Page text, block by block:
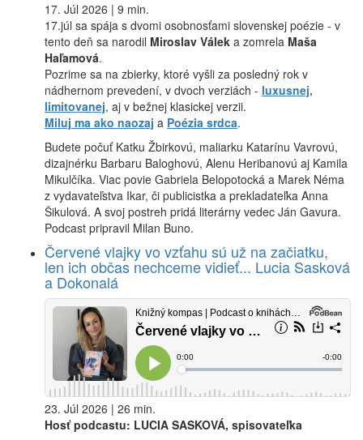
17. Júl 2026 | 9 min.
17.júl sa spája s dvomi osobnosťami slovenskej poézie - v
tento deň sa narodil Miroslav Válek a zomrela Maša
Haľamová.
Pozrime sa na zbierky, ktoré vyšli za posledný rok v
nádhernom prevedení, v dvoch verziách - luxusnej,
limitovanej, aj v bežnej klasickej verzii.
Miluj ma ako naozaj a Poézia srdca.
Budete počuť Katku Žbirkovú, maliarku Katarínu Vavrovú,
dizajnérku Barbaru Baloghovú, Alenu Heribanovú aj Kamila
Mikulčíka. Viac povie Gabriela Belopotocká a Marek Néma
z vydavateľstva Ikar, či publicistka a prekladateľka Anna
Šikulová. A svoj postreh pridá literárny vedec Ján Gavura.
Podcast pripravil Milan Buno.
Červené vlajky vo vzťahu sú už na začiatku,
len ich občas nechceme vidieť... Lucia Sasková
a Dokonalá
23. Júl 2026 | 26 min.
Hosť podcastu: LUCIA SASKOVÁ, spisovateľka